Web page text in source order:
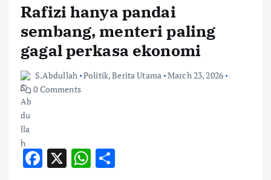
Rafizi hanya pandai
sembang, menteri paling
gagal perkasa ekonomi
S.Abdullah Politik,Berita Utama March 23, 2026
0 Comments
F X W